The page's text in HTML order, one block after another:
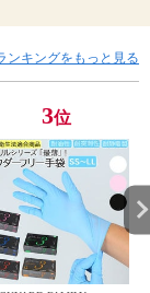
ンキングをもっと見る
3位